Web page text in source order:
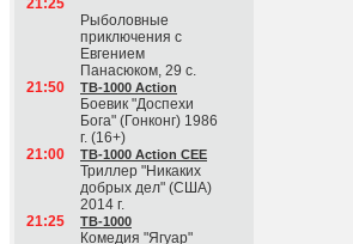
21:25
Рыболовные
приключения с
Евгением
Панасюком, 29 с.
21:50
ТВ-1000 Action
Боевик "Доспехи
Бога" (Гонконг) 1986
г. (16+)
21:00
ТВ-1000 Action CEE
Триллер "Никаких
добрых дел" (США)
2014 г.
21:25
ТВ-1000
Комедия "Ягуар"